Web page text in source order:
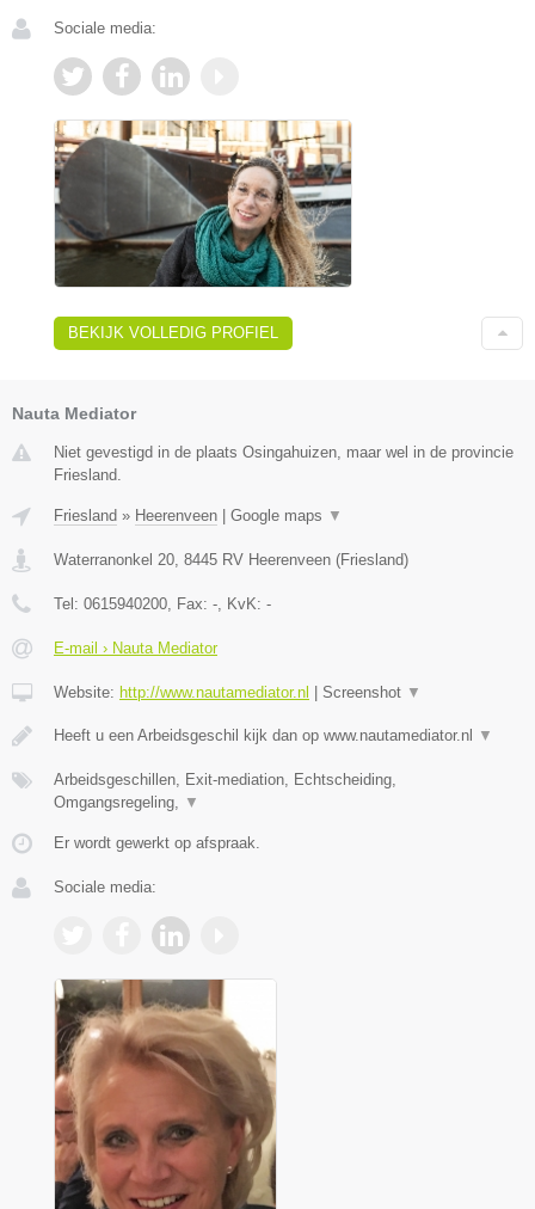
Sociale media:
BEKIJK VOLLEDIG PROFIEL
Nauta Mediator
Niet gevestigd in de plaats Osingahuizen, maar wel in de provincie
Friesland.
Friesland » Heerenveen Google maps ▼
Waterranonkel 20 8445 RV Heerenveen (Friesland)
Tel: 0615940200 , Fax: - , KvK: -
E-mail › Nauta Mediator
Website: http://www.nautamediator.nl Screenshot ▼
Heeft u een Arbeidsgeschil kijk dan op www.nautamediator.nl ▼
Arbeidsgeschillen, Exit-mediation, Echtscheiding,
Omgangsregeling,
▼
Er wordt gewerkt op afspraak.
Sociale media: